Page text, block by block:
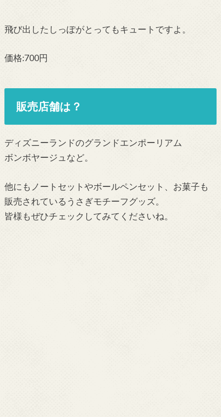
飛び出したしっぽがとってもキュートですよ。
価格:700円
販売店舗は？
ディズニーランドのグランドエンポーリアム
ボンボヤージュなど。
他にもノートセットやボールペンセット、お菓子も
販売されているうさぎモチーフグッズ。
皆様もぜひチェックしてみてくださいね。